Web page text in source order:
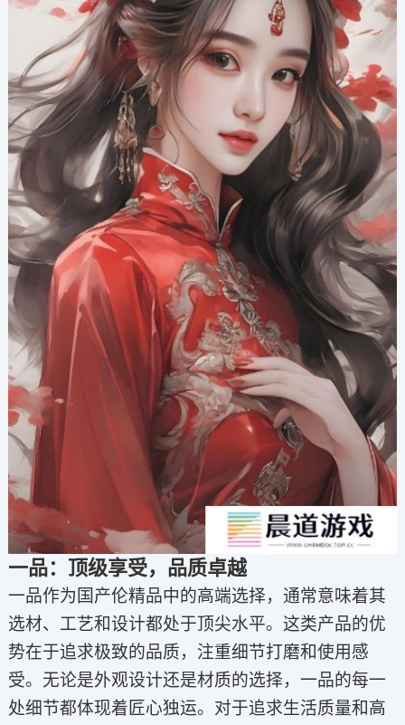
一品：顶级享受，品质卓越
一品作为国产伦精品中的高端选择，通常意味着其
选材、工艺和设计都处于顶尖水平。这类产品的优
势在于追求极致的品质，注重细节打磨和使用感
受。无论是外观设计还是材质的选择，一品的每一
处细节都体现着匠心独运。对于追求生活质量和高